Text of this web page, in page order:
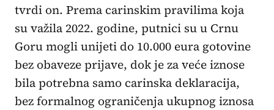
tvrdi on. Prema carinskim pravilima koja
su važila 2022. godine, putnici su u Crnu
Goru mogli unijeti do 10.000 eura gotovine
bez obaveze prijave, dok je za veće iznose
bila potrebna samo carinska deklaracija,
bez formalnog ograničenja ukupnog iznosa